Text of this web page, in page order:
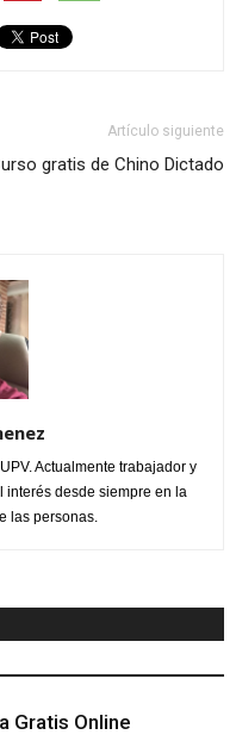
Artículo siguiente
gratis de Chino Dictado
Actualmente trabajador y
interés desde siempre en la
las personas.
Gratis Online